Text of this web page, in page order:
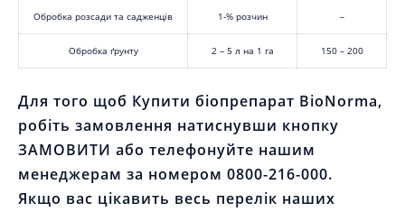
Обробка розсади та садженців 1-% розчин –
Обробка ґрунту 2 – 5 л на 1 га 150 – 200
Для того щоб Купити біопрепарат BioNorma,
робіть замовлення натиснувши кнопку
ЗАМОВИТИ або телефонуйте нашим
менеджерам за номером 0800-216-000.
Якщо вас цікавить весь перелік наших